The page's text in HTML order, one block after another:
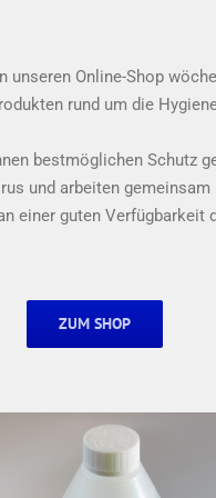
unseren Online-Shop
rund um die
bestmöglichen Schutz
und arbeiten
einer guten Verfügbarkeit
ZUM SHOP